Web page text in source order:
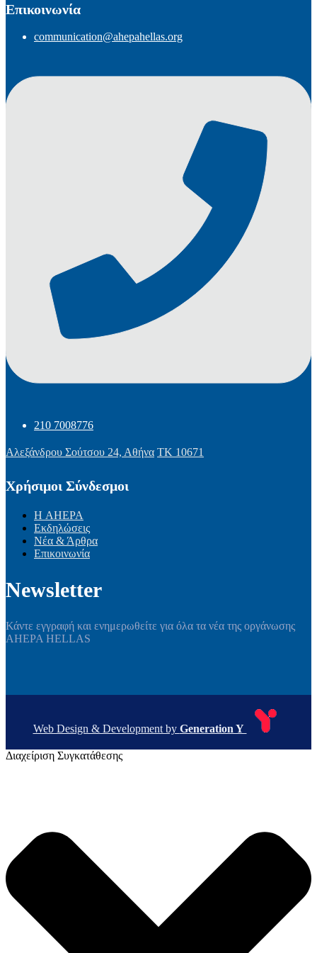
Επικοινωνία
communication@ahepahellas.org
210 7008776
Αλεξάνδρου Σούτσου 24, Αθήνα ΤΚ 10671
Χρήσιμοι Σύνδεσμοι
Η AHEPA
Εκδηλώσεις
Νέα & Άρθρα
Επικοινωνία
Newsletter
Κάντε εγγραφή και ενημερωθείτε για όλα τα νέα της οργάνωσης
AHEPA HELLAS
Web Design & Development by Generation Y
Διαχείριση Συγκατάθεσης